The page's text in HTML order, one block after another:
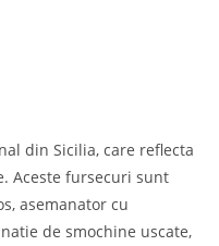
din Sicilia, care reflecta
Aceste fursecuri sunt
asemanator cu
de smochine uscate,